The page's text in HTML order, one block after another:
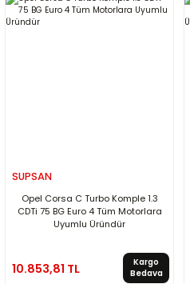
SUPSAN
Opel Corsa C Turbo Komple 1.3
CDTi 75 BG Euro 4 Tüm Motorlara
Uyumlu Üründür
10.853,81 TL
Kargo
Bedava